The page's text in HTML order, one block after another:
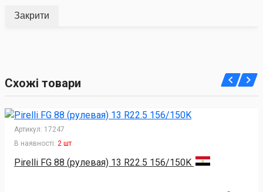
Закрити
Схожі товари
Артикул: 17247
В наявності: 2 шт
Pirelli FG 88 (рулевая) 13 R22.5 156/150K